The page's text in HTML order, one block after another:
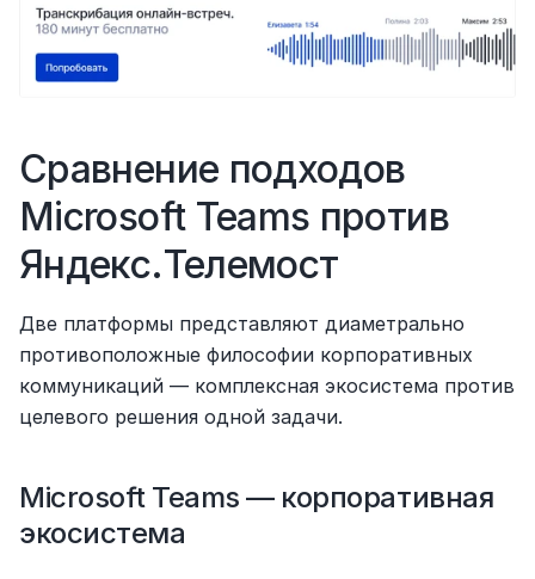
Сравнение подходов
Microsoft Teams против
Яндекс.Телемост
Две платформы представляют диаметрально
противоположные философии корпоративных
коммуникаций — комплексная экосистема против
целевого решения одной задачи.
Microsoft Teams — корпоративная
экосистема